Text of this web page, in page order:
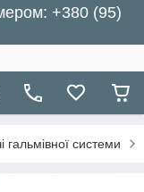
+380 (95)
гальмівної системи